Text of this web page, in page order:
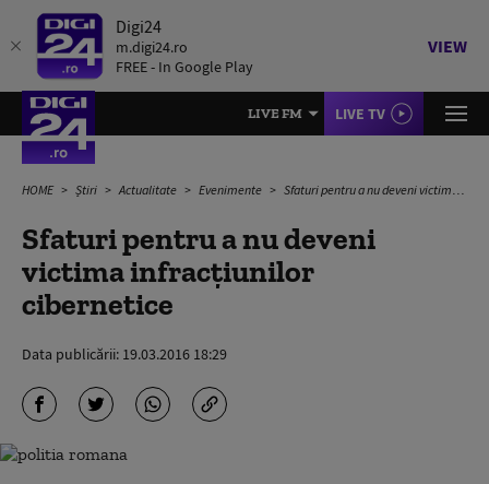
Digi24
m.digi24.ro
FREE - In Google Play
VIEW
LIVE FM LIVE TV
HOME Știri Actualitate Evenimente Sfaturi pentru a nu deveni victima infracţiunilor cibernetice
Sfaturi pentru a nu deveni
victima infracţiunilor
cibernetice
Data publicării: 19.03.2016 18:29